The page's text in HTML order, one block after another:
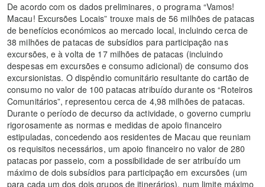
De acordo com os dados preliminares, o programa “Vamos!
Macau! Excursões Locais” trouxe mais de 56 milhões de patacas
de benefícios económicos ao mercado local, incluindo cerca de
38 milhões de patacas de subsídios para participação nas
excursões, e à volta de 17 milhões de patacas (incluindo
despesas em excursões e consumo adicional) de consumo dos
excursionistas. O dispêndio comunitário resultante do cartão de
consumo no valor de 100 patacas atribuído durante os “Roteiros
Comunitários”, representou cerca de 4,98 milhões de patacas.
Durante o período de decurso da actividade, o governo cumpriu
rigorosamente as normas e medidas de apoio financeiro
estipuladas, concedendo aos residentes de Macau que reuniam
os requisitos necessários, um apoio financeiro no valor de 280
patacas por passeio, com a possibilidade de ser atribuído um
máximo de dois subsídios para participação em excursões (um
para cada um dos dois grupos de itinerários), num limite máximo